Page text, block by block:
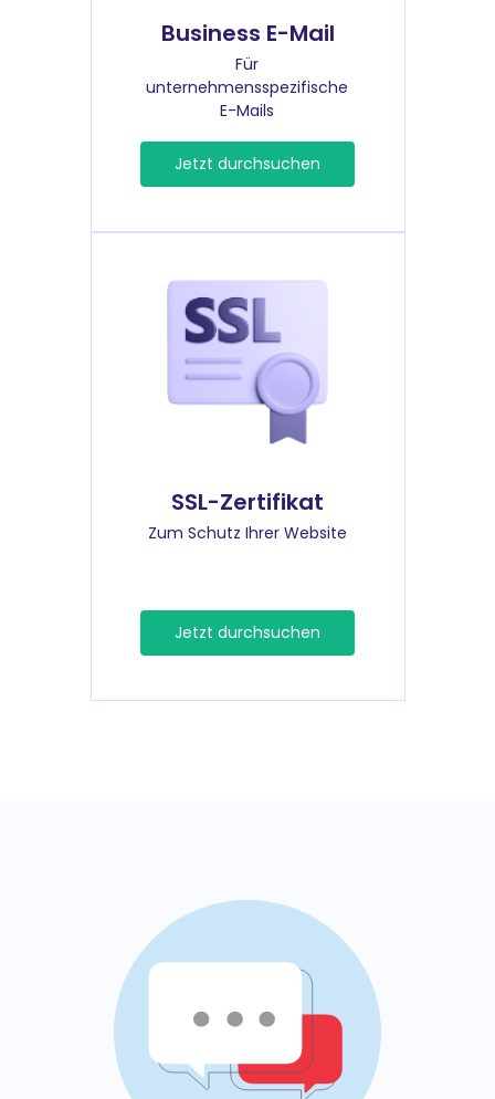
Business E-Mail
Für
unternehmensspezifische
E-Mails
Jetzt durchsuchen
SSL-Zertifikat
Zum Schutz Ihrer Website
Jetzt durchsuchen